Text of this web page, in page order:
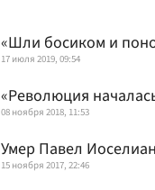
«Шли босиком и
17 июля 2019, 09:54
«Революция
08 ноября 2018, 11:53
Умер Павел
15 ноября 2017, 22:46